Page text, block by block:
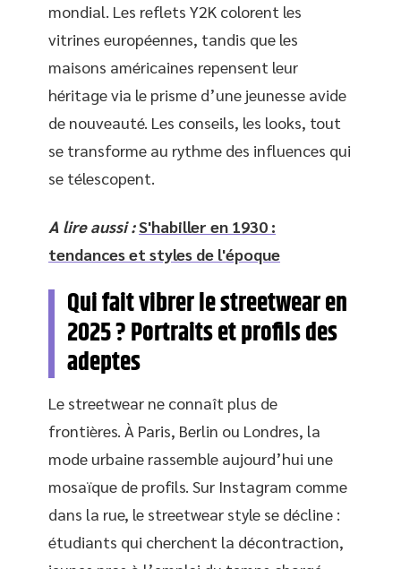
mondial. Les reflets Y2K colorent les
vitrines européennes, tandis que les
maisons américaines repensent leur
héritage via le prisme d’une jeunesse avide
de nouveauté. Les conseils, les looks, tout
se transforme au rythme des influences qui
se télescopent.
A lire aussi : S'habiller en 1930 :
tendances et styles de l'époque
Qui fait vibrer le streetwear en
2025 ? Portraits et profils des
adeptes
Le streetwear ne connaît plus de
frontières. À Paris, Berlin ou Londres, la
mode urbaine rassemble aujourd’hui une
mosaïque de profils. Sur Instagram comme
dans la rue, le streetwear style se décline :
étudiants qui cherchent la décontraction,